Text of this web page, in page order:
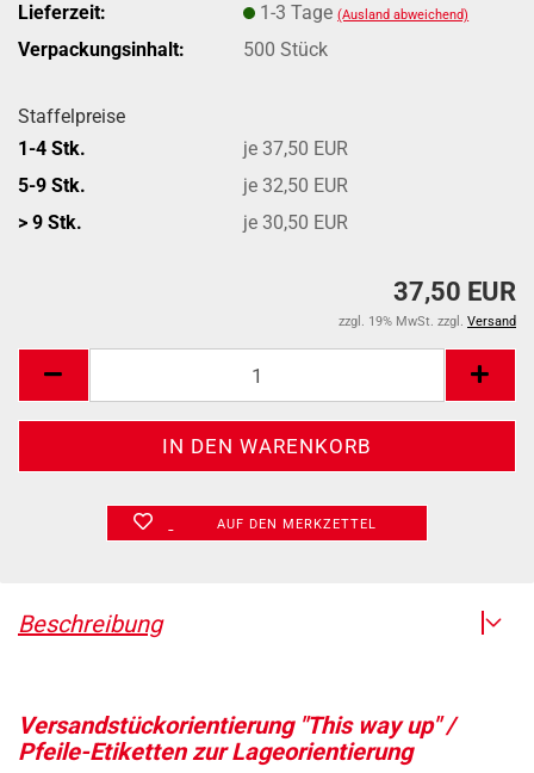
Lieferzeit:
1-3 Tage(Ausland abweichend)
Verpackungsinhalt: 500 Stück
Staffelpreise
1-4 Stk.
je 37,50 EUR
5-9 Stk.
je 32,50 EUR
> 9 Stk.
je 30,50 EUR
37,50 EUR
zzgl. 19% MwSt. zzgl. Versand
AUF DEN MERKZETTEL
Beschreibung
Versandstückorientierung "This way up" /
Pfeile-Etiketten zur Lageorientierung